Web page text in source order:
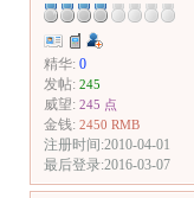
精华: 0
发帖: 245
威望: 245 点
金钱: 2450 RMB
注册时间:2010-04-01
最后登录:2016-03-07